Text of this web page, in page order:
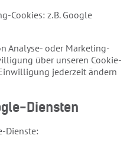
Cookies: z. B. Google
Analyse- oder Marketing-
über unseren Cookie-
jederzeit ändern
Diensten
Dienste: